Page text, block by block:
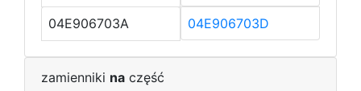
04E906703A 04E906703D
zamienniki na część